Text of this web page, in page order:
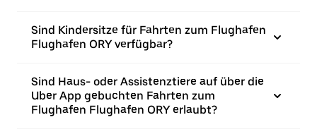
Sind Kindersitze für Fahrten zum Flughafen
Flughafen ORY verfügbar?
Sind Haus- oder Assistenztiere auf über die
Uber App gebuchten Fahrten zum
Flughafen Flughafen ORY erlaubt?